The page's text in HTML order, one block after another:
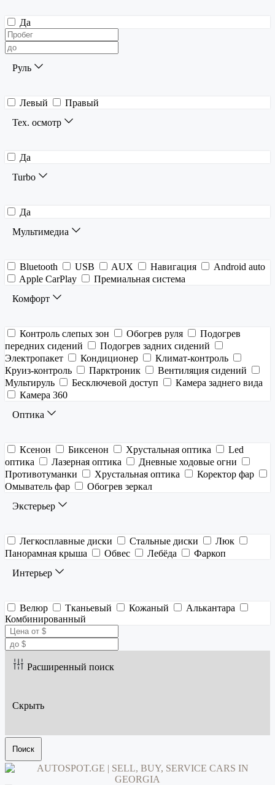
Да
Руль
Левый
Правый
Тех. осмотр
Да
Turbo
Да
Мультимедиа
Bluetooth USB AUX Навигация
Android auto
Apple CarPlay
Премиальная система
Комфорт
Контроль слепых зон Обогрев руля
Подогрев
передних сидений
Подогрев задних сидений
Электропакет
Кондиционер
Климат-контроль
Круиз-контроль
Парктроник
Вентиляция сидений
Мультируль
Бесключевой доступ
Камера заднего вида
Камера 360
Оптика
Ксенон Биксенон Хрустальная оптика
Led
оптика
Лазерная оптика
Дневные ходовые огни
Противотуманки
Хрустальная оптика
Коректор фар
Омыватель фар
Обогрев зеркал
Экстерьер
Легкосплавные диски Стальные диски
Люк
Панорамная крыша
Обвес Лебёда
Фаркоп
Интерьер
Велюр Тканьевый Кожаный
Алькантара
Комбинированный
Расширенный поиск
Скрыть
Поиск